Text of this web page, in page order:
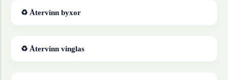
♻ Återvinn byxor
♻ Återvinn vinglas